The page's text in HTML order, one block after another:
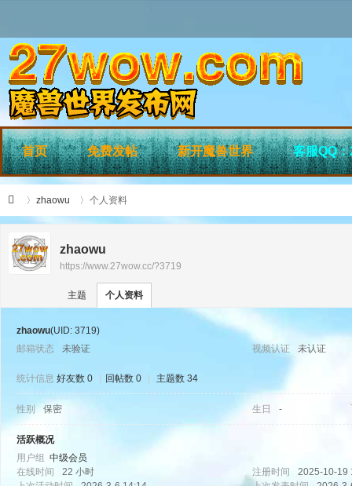
首页 免费发帖 新开魔兽世界 客服QQ
›
zhaowu
›
个人资料
zhaowu
https://www.27wow.cc/?3719
主题 个人资料
zhaowu(UID: 3719)
邮箱状态
未验证 视频认证 未认证
统计信息 好友数 0 回帖数 0 主题数 34
性别 保密 生日 -
活跃概况
用户组 中级会员
在线时间
22 小时 注册时间
2025-10-19